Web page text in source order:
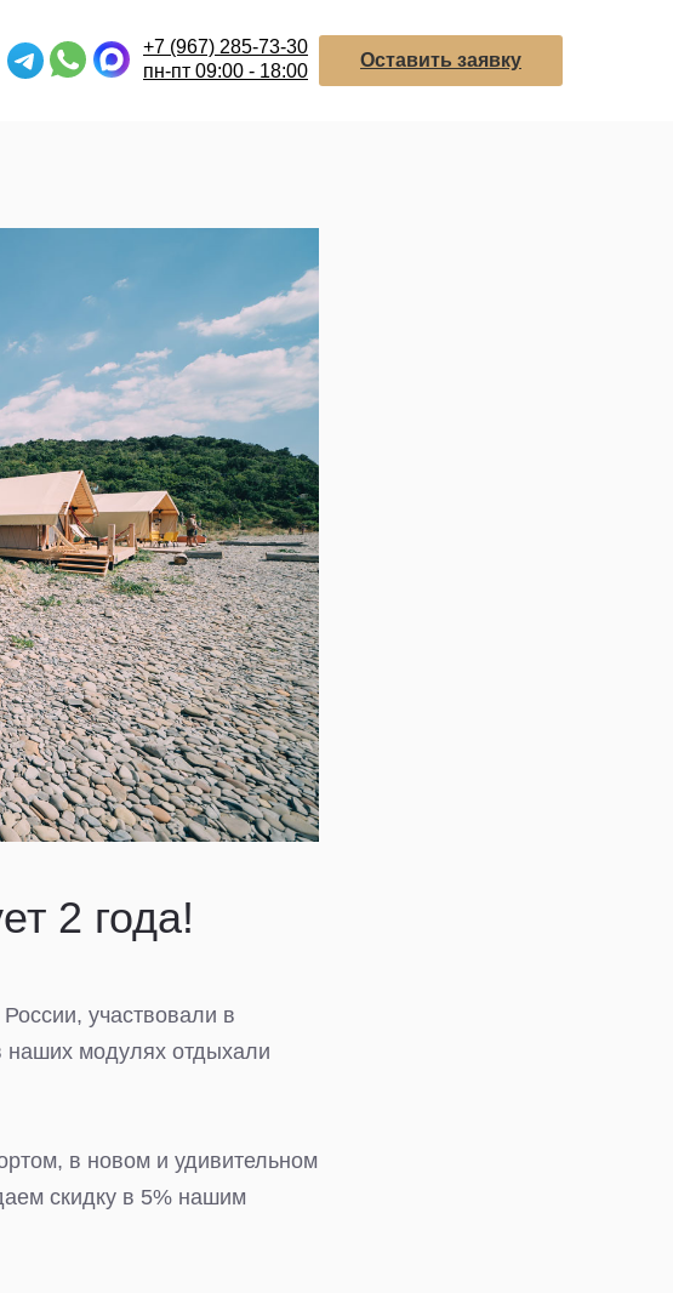
+7 (967) 285-73-30
пн-пт 09:00 - 18:00
Оставить заявку
2 года!
участвовали в
наших модулях отдыхали
в новом и удивительном
скидку в 5% нашим